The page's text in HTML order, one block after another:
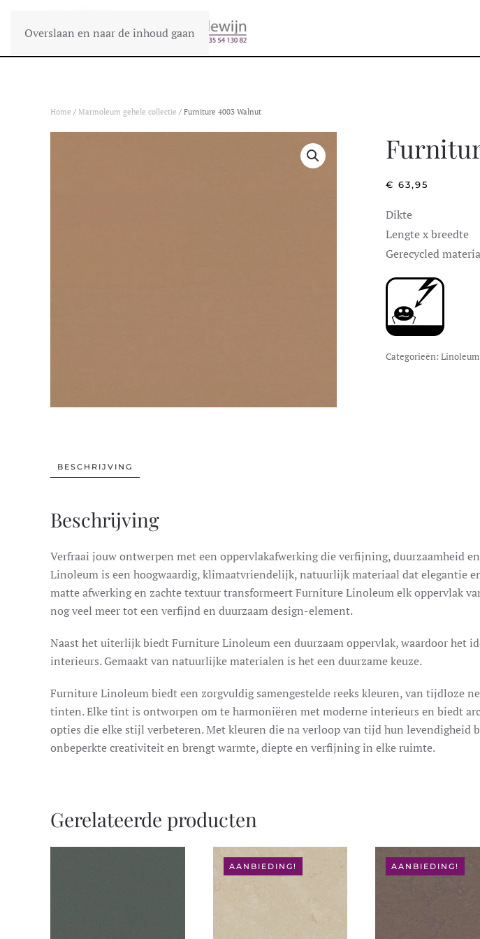
Overslaan en naar de inhoud gaan
Home / Marmoleum gehele collectie / Furniture 4003 Walnut
€ 63,95
Dikte
Lengte x breedte
Gerecycled
Categorieën:
BESCHRIJVING
Beschrijving
Verfraai jouw ontwerpen met een oppervlakafwerking die verfijning, duurzaamheid
Linoleum is een hoogwaardig, klimaatvriendelijk, natuurlijk materiaal dat elegantie
matte afwerking en zachte textuur transformeert Furniture Linoleum elk oppervlak
nog veel meer tot een verfijnd en duurzaam design-element.
Naast het uiterlijk biedt Furniture Linoleum een duurzaam oppervlak, waardoor het
interieurs. Gemaakt van natuurlijke materialen is het een duurzame keuze.
Furniture Linoleum biedt een zorgvuldig samengestelde reeks kleuren, van tijdloze
tinten. Elke tint is ontworpen om te harmoniëren met moderne interieurs en biedt
opties die elke stijl verbeteren. Met kleuren die na verloop van tijd hun levendigheid
onbeperkte creativiteit en brengt warmte, diepte en verfijning in elke ruimte.
Gerelateerde producten
AANBIEDING! AANBIEDING!